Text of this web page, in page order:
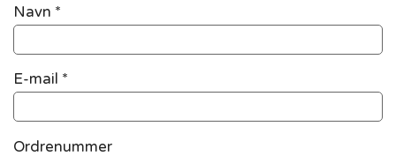
Navn *
E-mail *
Ordrenummer